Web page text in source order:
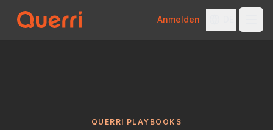
Anmelden
QUERRI PLAYBOOKS